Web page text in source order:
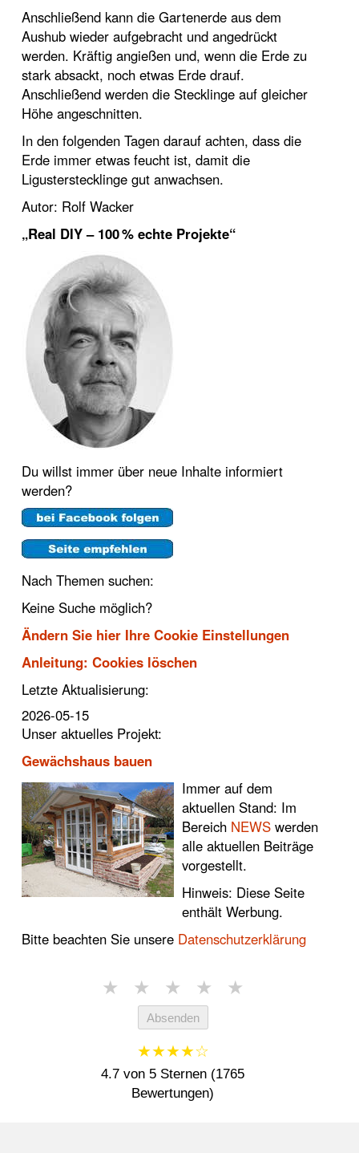
Anschließend kann die Gartenerde aus dem
Aushub wieder aufgebracht und angedrückt
werden. Kräftig angießen und, wenn die Erde zu
stark absackt, noch etwas Erde drauf.
Anschließend werden die Stecklinge auf gleicher
Höhe angeschnitten.
In den folgenden Tagen darauf achten, dass die
Erde immer etwas feucht ist, damit die
Ligusterstecklinge gut anwachsen.
Autor: Rolf Wacker
„Real DIY – 100 % echte Projekte“
Du willst immer über neue Inhalte informiert
werden?
Nach Themen suchen:
Keine Suche möglich?
Ändern Sie hier Ihre Cookie Einstellungen
Anleitung: Cookies löschen
Letzte Aktualisierung:
2026-05-15
Unser aktuelles Projekt:
Gewächshaus bauen
Immer auf dem
aktuellen Stand: Im
Bereich NEWS werden
alle aktuellen Beiträge
vorgestellt.
Hinweis: Diese Seite
enthält Werbung.
Bitte beachten Sie unsere Datenschutzerklärung
★ ★ ★ ★ ★
Absenden
★★★★☆
4.7 von 5 Sternen (1765
Bewertungen)